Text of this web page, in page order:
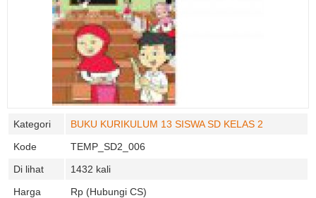
Kategori
BUKU KURIKULUM 13 SISWA SD KELAS 2
Kode
TEMP_SD2_006
Di lihat
1432 kali
Harga
Rp (Hubungi CS)